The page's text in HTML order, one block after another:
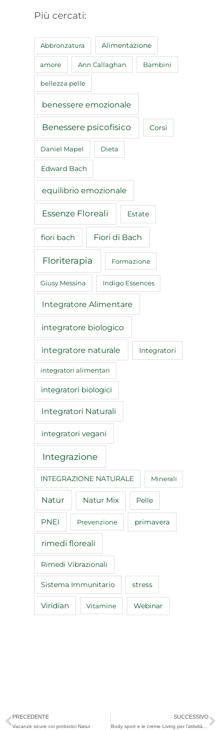
Più cercati:
Abbronzatura Alimentazione
amore Ann Callaghan Bambini
bellezza pelle
benessere emozionale
Benessere psicofisico Corsi
Daniel Mapel Dieta
Edward Bach
equilibrio emozionale
Essenze Floreali Estate
fiori bach Fiori di Bach
Floriterapia Formazione
Giusy Messina Indigo Essences
Integratore Alimentare
integratore biologico
integratore naturale Integratori
integratori alimentari
integratori biologici
Integratori Naturali
integratori vegani
Integrazione
INTEGRAZIONE NATURALE Minerali
Natur Natur Mix Pelle
PNEI Prevenzione primavera
rimedi floreali
Rimedi Vibrazionali
Sistema Immunitario stress
Viridian Vitamine Webinar
Precedente
PRECEDENTE
Vacanze sicure coi probiotici Natur
SUCCESSIVO
Body sport e le creme Living per l’attività sportiva